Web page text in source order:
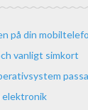
på din
vanligt simkort
elektronik